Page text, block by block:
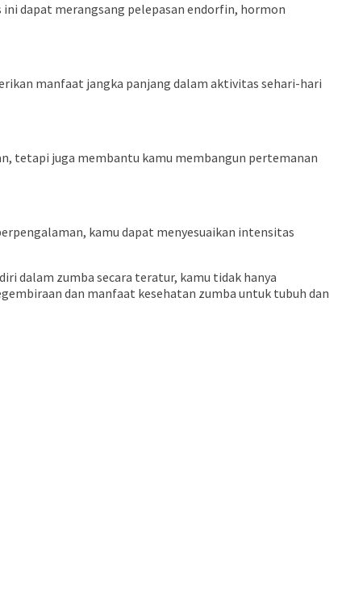
dapat merangsang pelepasan endorfin, hormon
manfaat jangka panjang dalam aktivitas sehari-hari
tetapi juga membantu kamu membangun pertemanan
kamu dapat menyesuaikan intensitas
dalam zumba secara teratur, kamu tidak hanya
dan manfaat kesehatan zumba untuk tubuh dan